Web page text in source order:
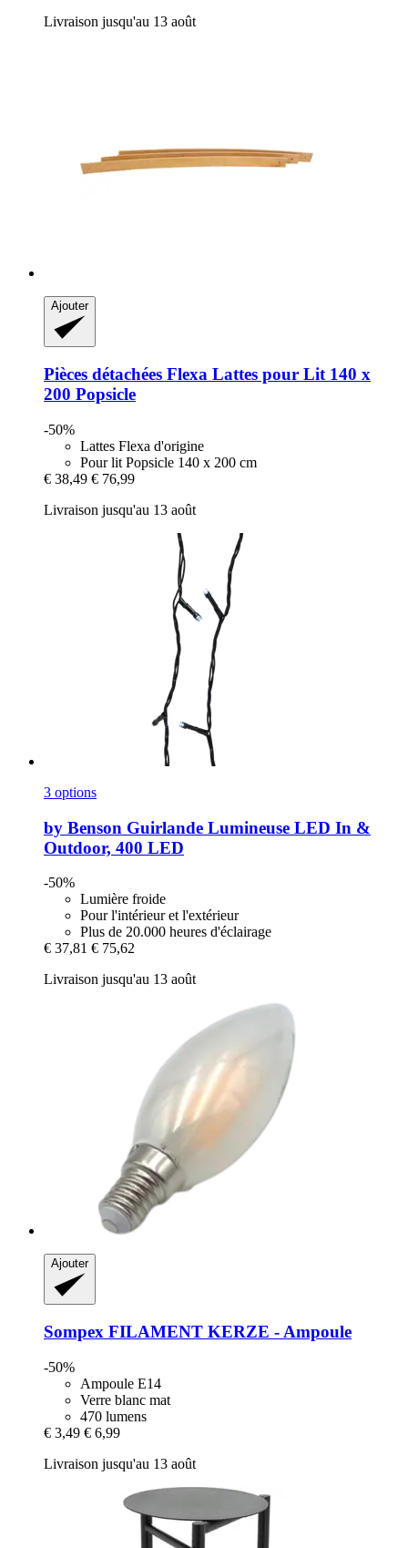
Livraison jusqu'au 13 août
Ajouter
Pièces détachées Flexa Lattes pour Lit 140 x
200 Popsicle
-50%
Lattes Flexa d'origine
Pour lit Popsicle 140 x 200 cm
€ 38,49 € 76,99
Livraison jusqu'au 13 août
3 options
by Benson Guirlande Lumineuse LED In &
Outdoor, 400 LED
-50%
Lumière froide
Pour l'intérieur et l'extérieur
Plus de 20.000 heures d'éclairage
€ 37,81 € 75,62
Livraison jusqu'au 13 août
Ajouter
Sompex FILAMENT KERZE -​ Ampoule
-50%
Ampoule E14
Verre blanc mat
470 lumens
€ 3,49 € 6,99
Livraison jusqu'au 13 août